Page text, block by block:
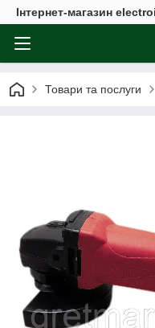
Інтернет-магазин
Товари та послуги